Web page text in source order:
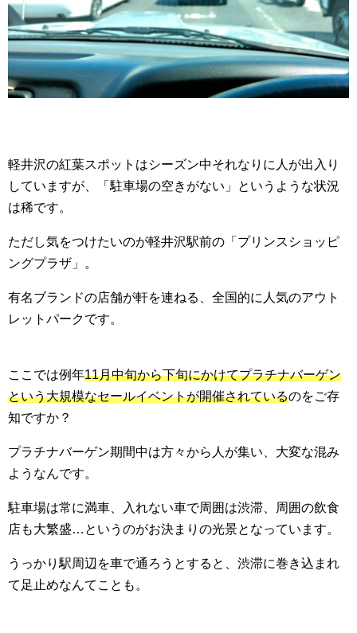
軽井沢の紅葉スポットはシーズン中それなりに人が出入り
していますが、「駐車場の空きがない」というような状況
は稀です。
ただし気をつけたいのが軽井沢駅前の「プリンスショッピ
ングプラザ」。
有名ブランドの店舗が軒を連ねる、全国的に人気のアウト
レットパークです。
ここでは例年11月中旬から下旬にかけてプラチナバーゲン
という大規模なセールイベントが開催されているのをご存
知ですか？
プラチナバーゲン期間中は方々から人が集い、大変な混み
ようなんです。
駐車場は常に満車、入れない車で周囲は渋滞、周囲の飲食
店も大繁盛…というのがお決まりの光景となっています。
うっかり駅周辺を車で通ろうとすると、渋滞に巻き込まれ
て足止めなんてことも。